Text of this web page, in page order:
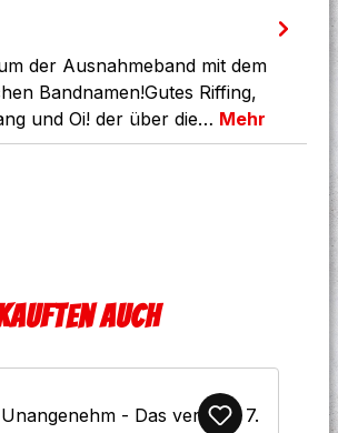
der Ausnahmeband mit dem
Bandnamen!Gutes Riffing,
und Oi! der über die… Mehr
überspringen
auch